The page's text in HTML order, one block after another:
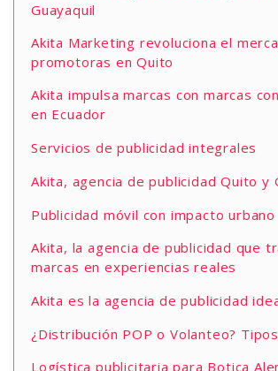
Guayaquil
Akita Marketing revoluciona el
promotoras en Quito
Akita impulsa marcas con marcas
en Ecuador
Servicios de publicidad integrales
Akita, agencia de publicidad Quito y
Publicidad móvil con impacto urbano
Akita, la agencia de publicidad que
marcas en experiencias reales
Akita es la agencia de publicidad
¿Distribución POP o Volanteo?
Logística publicitaria para Botica